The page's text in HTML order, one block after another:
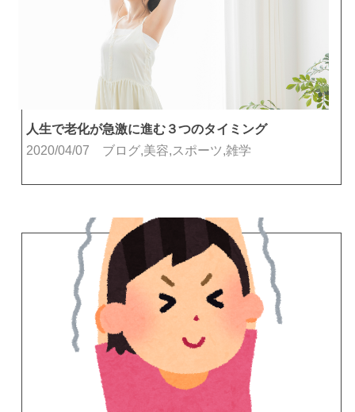
人生で老化が急激に進む３つのタイミング
2020/04/07
ブログ,美容,スポーツ,雑学